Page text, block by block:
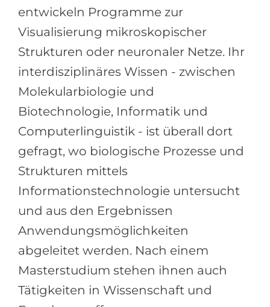
RIASEC-Test
Erfolgzu
100%
Unsere Studierenden werden
BERATUNG!
*
Ukraine
Kasachstan
Aserbaidschan
Armenien
Belarus
Anderes Land
BERATUNG BUCHEN
entwickeln Programme zur
Visualisierung mikroskopischer
Strukturen oder neuronaler Netze. Ihr
interdisziplinäres Wissen - zwischen
Molekularbiologie und
Biotechnologie, Informatik und
Computerlinguistik - ist überall dort
gefragt, wo biologische Prozesse und
Strukturen mittels
Informationstechnologie untersucht
und aus den Ergebnissen
Anwendungsmöglichkeiten
abgeleitet werden. Nach einem
Masterstudium stehen ihnen auch
Tätigkeiten in Wissenschaft und